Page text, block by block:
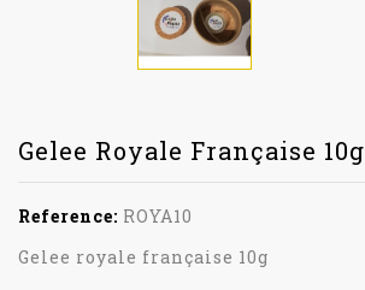
Gelee Royale Française 10g
Reference: ROYA10
Gelee royale française 10g